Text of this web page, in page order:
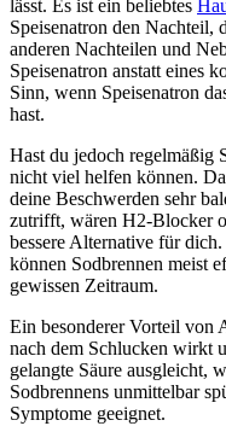
lässt. Es ist ein beliebtes
Speisenatron den Nachteil,
anderen Nachteilen und
Speisenatron anstatt eines
Sinn, wenn Speisenatron
hast.
Hast du jedoch regelmäßig
nicht viel helfen können.
deine Beschwerden sehr
zutrifft, wären H2-Blocker
bessere Alternative für
können Sodbrennen meist
gewissen Zeitraum.
Ein besonderer Vorteil von
nach dem Schlucken wirkt
gelangte Säure ausgleicht,
Sodbrennens unmittelbar
Symptome geeignet.